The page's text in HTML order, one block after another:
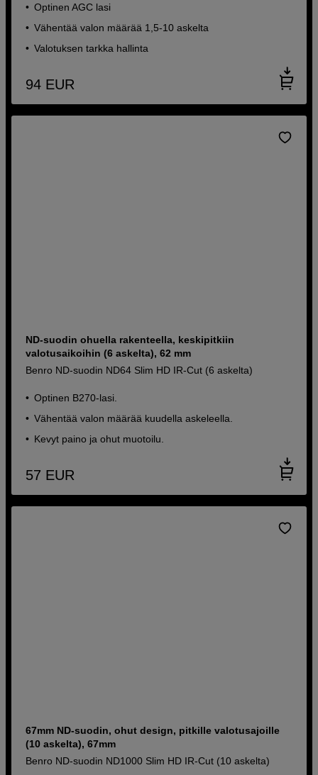
Optinen AGC lasi
Vähentää valon määrää 1,5-10 askelta
Valotuksen tarkka hallinta
94 EUR
ND-suodin ohuella rakenteella, keskipitkiin
valotusaikoihin (6 askelta), 62 mm
Benro ND-suodin ND64 Slim HD IR-Cut (6 askelta)
Optinen B270-lasi.
Vähentää valon määrää kuudella askeleella.
Kevyt paino ja ohut muotoilu.
57 EUR
67mm ND-suodin, ohut design, pitkille valotusajoille
(10 askelta), 67mm
Benro ND-suodin ND1000 Slim HD IR-Cut (10 askelta)